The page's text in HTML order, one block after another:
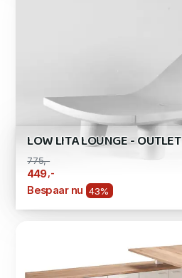
LOW LITA LOUNGE - OUTLET
775,-
449,-
Bespaar nu 43%